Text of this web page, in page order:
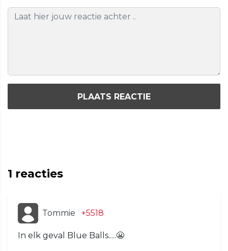
PLAATS REACTIE
1 reacties
Tommie +5518
In elk geval Blue Balls.....😬